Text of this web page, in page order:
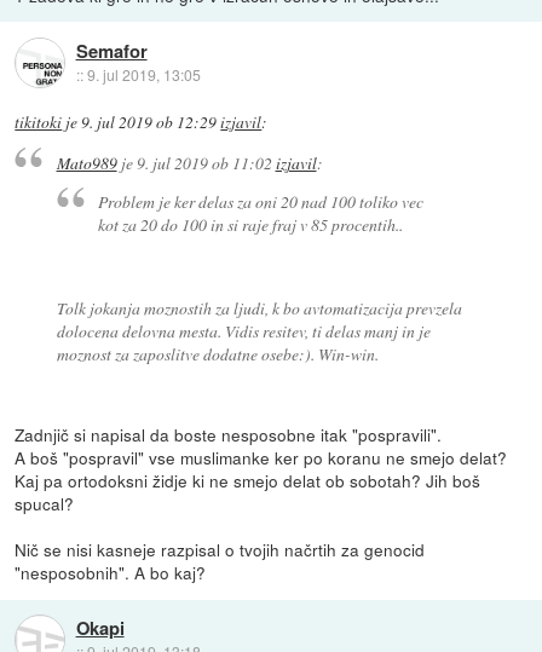
Semafor
::9. jul 2019, 13:05
tikitoki je9. jul 2019 ob 12:29izjavil:
Mato989je 9. jul 2019 ob 11:02 izjavil:
Problem je ker delas za oni 20 nad 100 toliko vec
kot za 20 do 100 in si raje fraj v 85 procentih..
Tolk jokanja moznostih za ljudi, k bo avtomatizacija prevzela
dolocena delovna mesta. Vidis resitev, ti delas manj in je
moznost za zaposlitve dodatne osebe:). Win-win.
Zadnjič si napisal da boste nesposobne itak "pospravili".
A boš "pospravil" vse muslimanke ker po koranu ne smejo delat?
Kaj pa ortodoksni židje ki ne smejo delat ob sobotah? Jih boš
spucal?
Nič se nisi kasneje razpisal o tvojih načrtih za genocid
"nesposobnih". A bo kaj?
Okapi